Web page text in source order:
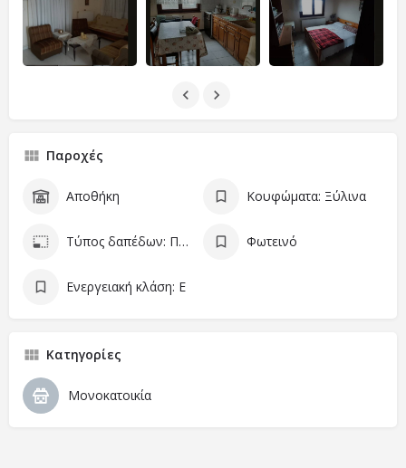
Παροχές
Αποθήκη Κουφώματα: Ξύλινα
Τύπος δαπέδων: Πλακάκι Φωτεινό
Ενεργειακή κλάση: Ε
Κατηγορίες
Μονοκατοικία